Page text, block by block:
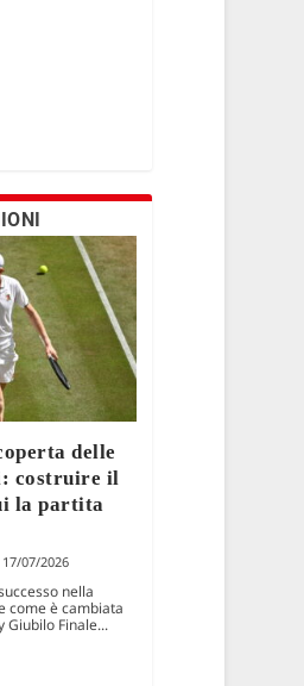
delle
costruire il
la partita
17/07/2026
nella
come è cambiata
Giubilo Finale...